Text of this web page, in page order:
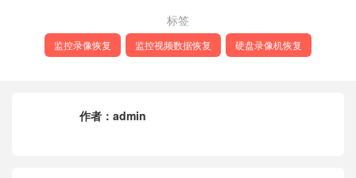
标签
监控录像恢复 监控视频数据恢复 硬盘录像机恢复
作者： admin